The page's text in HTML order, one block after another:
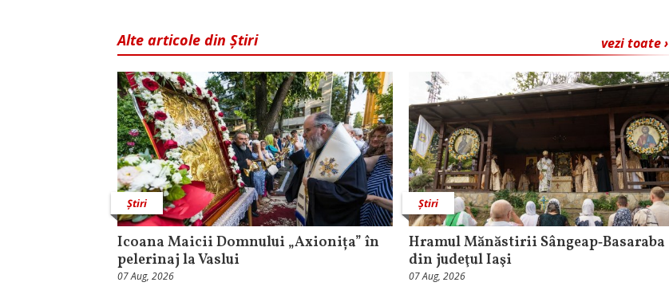
vezi toate ›
Alte articole din Știri
Știri
Icoana Maicii Domnului „Axionița” în
pelerinaj la Vaslui
07 Aug, 2026
Știri
Hramul Mănăstirii Sângeap‑Basaraba
din judeţul Iaşi
07 Aug, 2026